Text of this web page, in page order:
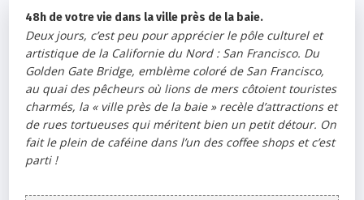
48h de votre vie dans la ville près de la baie.
Deux jours, c’est peu pour apprécier le pôle culturel et
artistique de la Californie du Nord : San Francisco. Du
Golden Gate Bridge, emblème coloré de San Francisco,
au quai des pêcheurs où lions de mers côtoient touristes
charmés, la « ville près de la baie » recèle d’attractions et
de rues tortueuses qui méritent bien un petit détour. On
fait le plein de caféine dans l’un des coffee shops et c’est
parti !